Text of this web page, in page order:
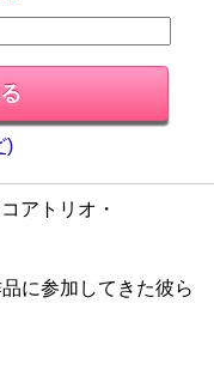
)
アトリオ・
に参加してきた彼ら